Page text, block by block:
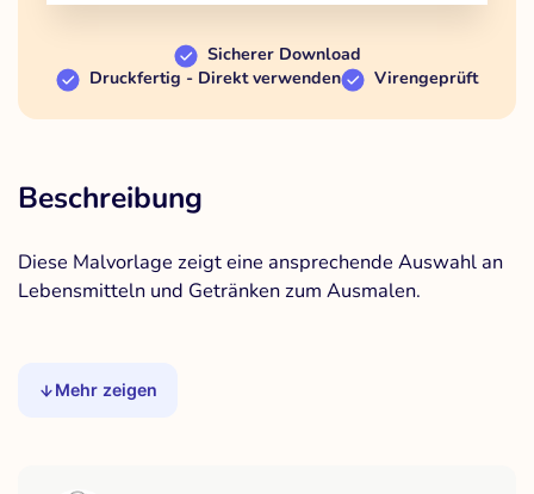
Sicherer Download
Druckfertig - Direkt verwenden
Virengeprüft
Beschreibung
Diese Malvorlage zeigt eine ansprechende Auswahl an
Lebensmitteln und Getränken zum Ausmalen.
Mehr zeigen